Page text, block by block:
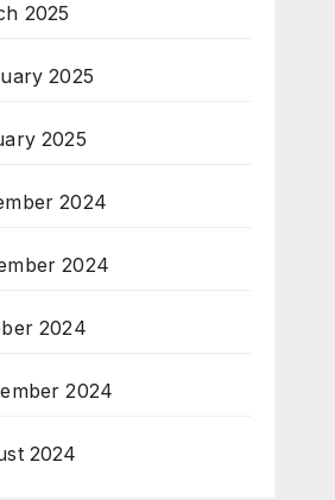
2025
2025
2025
2024
2024
2024
2024
2024